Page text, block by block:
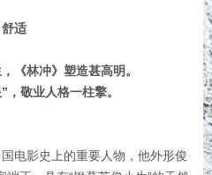
舒适
《林冲》塑造甚高明。
，敬业人格一柱擎。
电影史上的重要人物，他外形俊